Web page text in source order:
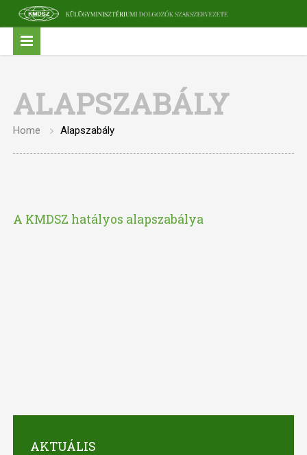
ALAPSZABÁLY
Home Alapszabály
A KMDSZ hatályos alapszabálya
AKTUÁLIS